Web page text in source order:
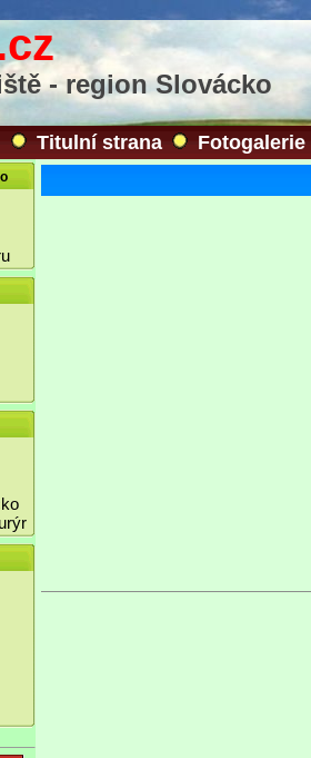
- region Slovácko
Titulní strana Fotogalerie